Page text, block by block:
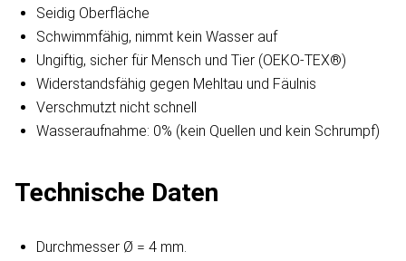
Seidig Oberfläche
Schwimmfähig, nimmt kein Wasser auf
Ungiftig, sicher für Mensch und Tier (OEKO-TEX®)
Widerstandsfähig gegen Mehltau und Fäulnis
Verschmutzt nicht schnell
Wasseraufnahme: 0% (kein Quellen und kein Schrumpf)
Technische Daten
Durchmesser Ø = 4 mm.